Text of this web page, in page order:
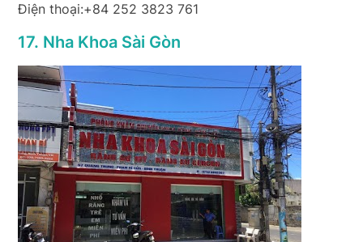
Điện thoại:+84 252 3823 761
17. Nha Khoa Sài Gòn